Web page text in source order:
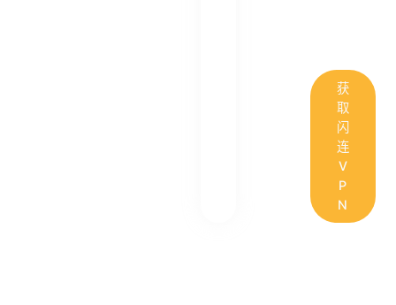
获
取
闪
连
V
P
N